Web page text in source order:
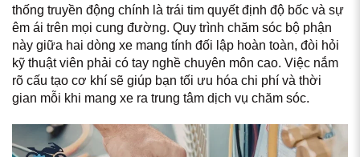
thống truyền động chính là trái tim quyết định độ bốc và sự
êm ái trên mọi cung đường. Quy trình chăm sóc bộ phận
này giữa hai dòng xe mang tính đối lập hoàn toàn, đòi hỏi
kỹ thuật viên phải có tay nghề chuyên môn cao. Việc nắm
rõ cấu tạo cơ khí sẽ giúp bạn tối ưu hóa chi phí và thời
gian mỗi khi mang xe ra trung tâm dịch vụ chăm sóc.